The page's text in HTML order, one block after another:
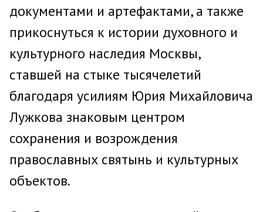
документами и артефактами, а также
прикоснуться к истории духовного и
культурного наследия Москвы,
ставшей на стыке тысячелетий
благодаря усилиям Юрия Михайловича
Лужкова знаковым центром
сохранения и возрождения
православных святынь и культурных
объектов.